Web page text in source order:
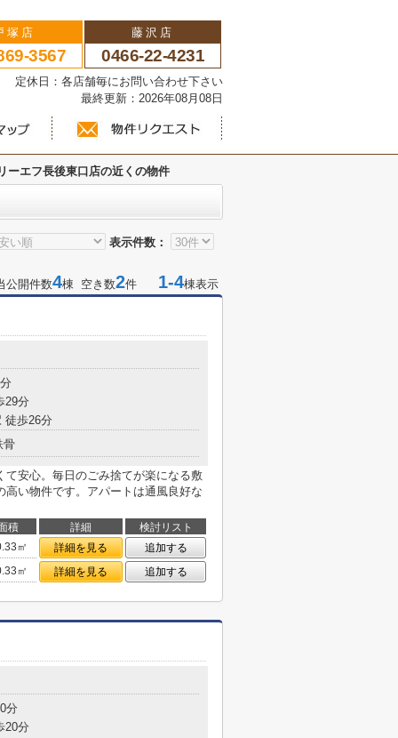
塚店
3567
藤沢店
0466-22-4231
定休日：各店舗毎にお問い合わせ下さい
最終更新：2026年08月08日
ーエフ長後東口店の近くの物件
表示件数：
公開件数4棟 空き数2件 1-4棟表示
29分
徒歩26分
骨
安心。毎日のごみ捨てが楽になる敷
い物件です。アパートは通風良好な
積 詳細
検討リスト
㎡ 詳細を見る
追加する
㎡ 詳細を見る 追加する
分
20分